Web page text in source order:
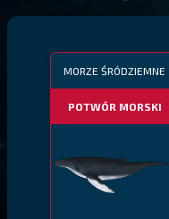
MORZE ŚRÓDZIEMNE
POTWÓR MORSKI
FILTRY
MALAWI
PYSZCZAK ZACHODNI